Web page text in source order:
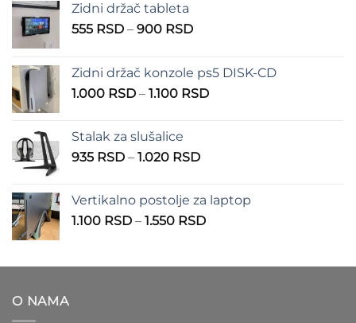
Zidni držač tableta
555 RSD – 900 RSDRaspon
555 RSD
do
Zidni držač konzole ps5 DISK-CD
1.000 RSD – 1.100 RSDRaspon
Stalak za slušalice
935 RSD – 1.020 RSDRaspon
935 RSD
do
Vertikalno postolje za laptop
1.100 RSD – 1.550 RSDRaspon
1.100 RSD
O NAMA